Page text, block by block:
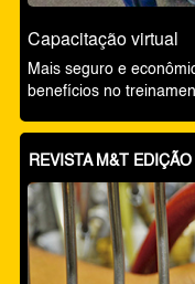
Capacitação virtual
Mais seguro e
benefícios no
REVISTA M&T